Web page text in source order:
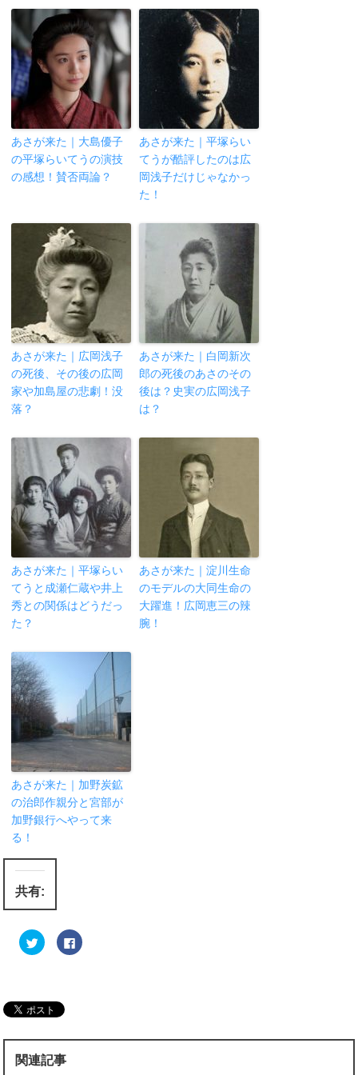
あさが来た｜大島優子
の平塚らいてうの演技
の感想！賛否両論？
あさが来た｜平塚らい
てうが酷評したのは広
岡浅子だけじゃなかっ
た！
あさが来た｜広岡浅子
の死後、その後の広岡
家や加島屋の悲劇！没
落？
あさが来た｜白岡新次
郎の死後のあさのその
後は？史実の広岡浅子
は？
あさが来た｜平塚らい
てうと成瀬仁蔵や井上
秀との関係はどうだっ
た？
あさが来た｜淀川生命
のモデルの大同生命の
大躍進！広岡恵三の辣
腕！
あさが来た｜加野炭鉱
の治郎作親分と宮部が
加野銀行へやって来
る！
共有:
ク
リ
w
i
e
r
で
F
a
す
関連記事